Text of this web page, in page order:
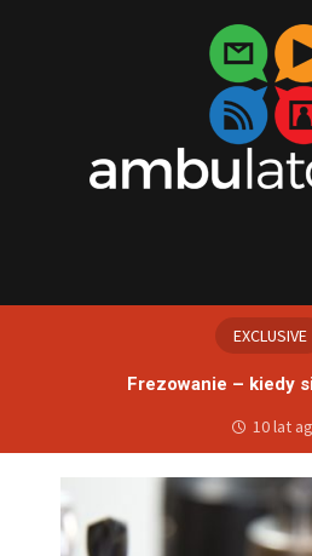
EXCLUSIVE
Frezowanie – kiedy
10 lat